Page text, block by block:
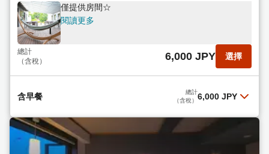
僅提供房間☆
閱讀更多
總計
（含稅）
6,000 JPY 選擇
含早餐
總計
（含稅） 6,000 JPY
含簡餐
閱讀更多